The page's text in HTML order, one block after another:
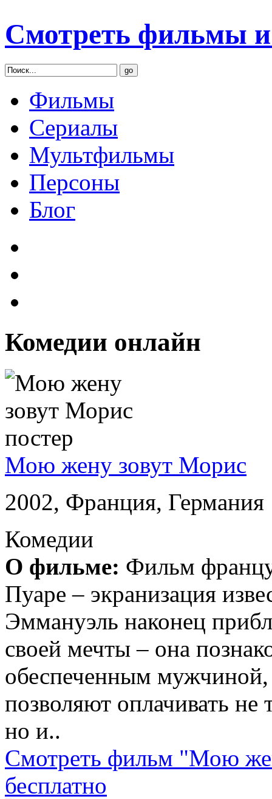
Смотреть фильмы и
Фильмы
Сериалы
Мультфильмы
Персоны
Блог
Комедии онлайн
Мою жену зовут Морис
2002, Франция, Германия
Комедии
О фильме: Фильм
Пуаре – экранизация
Эммануэль наконец
своей мечты – она
обеспеченным мужчиной,
позволяют оплачивать не
но и..
Смотреть фильм "Мою
бесплатно